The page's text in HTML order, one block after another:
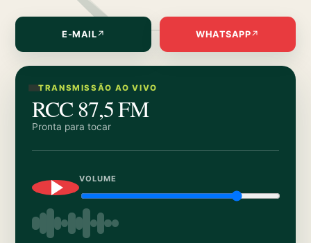
E-MAIL↗ WHATSAPP ↗
TRANSMISSÃO AO VIVO
RCC 87,5 FM
Pronta para tocar
VOLUME